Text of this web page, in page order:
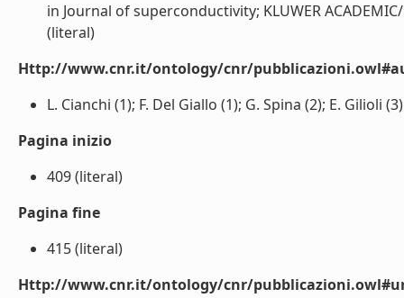
in Journal of superconductivity; KLUWER
(literal)
Http://www.cnr.it/ontology/cnr/
L. Cianchi (1); F. Del Giallo (1); G. Spina (2); E. Gilioli
Pagina inizio
409 (literal)
Pagina fine
415 (literal)
Http://www.cnr.it/ontology/cnr/